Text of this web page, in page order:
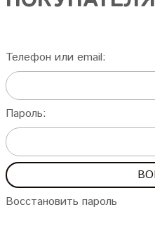
Телефон или email:
Пароль:
Восстановить пароль